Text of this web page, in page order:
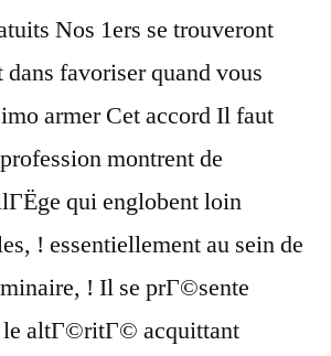
Nos 1ers se trouveront
favoriser quand vous
armer Cet accord Il faut
montrent de
qui englobent loin
! essentiellement au sein de
! Il se prГ©sente
le altГ©ritГ© acquittant